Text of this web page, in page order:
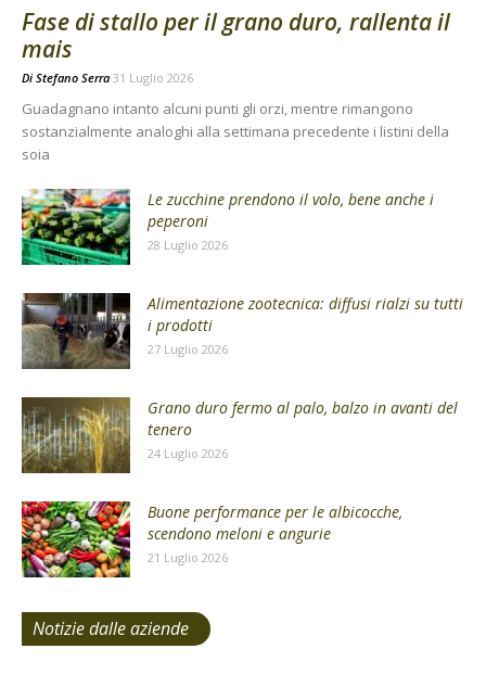
Fase di stallo per il grano duro, rallenta il
mais
Di Stefano Serra 31 Luglio 2026
Guadagnano intanto alcuni punti gli orzi, mentre rimangono
sostanzialmente analoghi alla settimana precedente i listini della
soia
Le zucchine prendono il volo, bene anche i
peperoni
28 Luglio 2026
Alimentazione zootecnica: diffusi rialzi su tutti
i prodotti
27 Luglio 2026
Grano duro fermo al palo, balzo in avanti del
tenero
24 Luglio 2026
Buone performance per le albicocche,
scendono meloni e angurie
21 Luglio 2026
Notizie dalle aziende